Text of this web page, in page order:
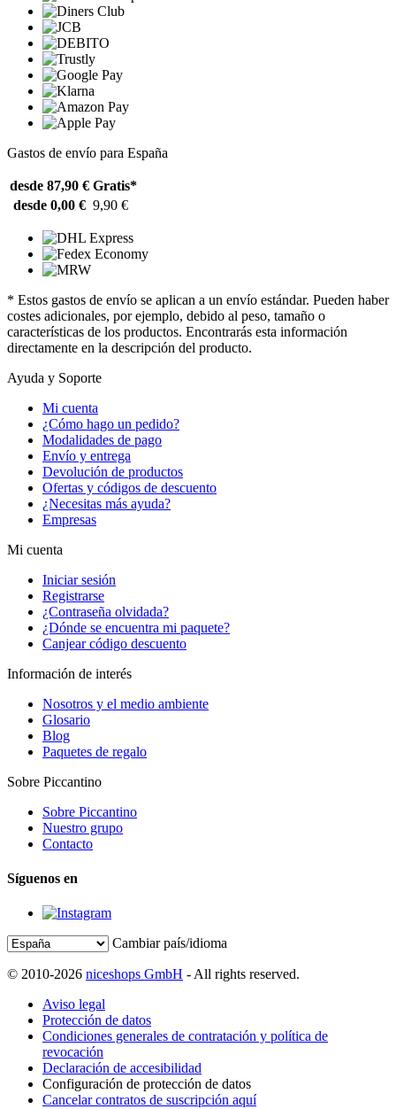
Gastos de envío para España
desde 87,90 € Gratis*
desde 0,00 € 9,90 €
* Estos gastos de envío se aplican a un envío estándar. Pueden haber
costes adicionales, por ejemplo, debido al peso, tamaño o
características de los productos. Encontrarás esta información
directamente en la descripción del producto.
Ayuda y Soporte
Mi cuenta
¿Cómo hago un pedido?
Modalidades de pago
Envío y entrega
Devolución de productos
Ofertas y códigos de descuento
¿Necesitas más ayuda?
Empresas
Mi cuenta
Iniciar sesión
Registrarse
¿Contraseña olvidada?
¿Dónde se encuentra mi paquete?
Canjear código descuento
Información de interés
Nosotros y el medio ambiente
Glosario
Blog
Paquetes de regalo
Sobre Piccantino
Sobre Piccantino
Nuestro grupo
Contacto
Síguenos en
Cambiar país/idioma
© 2010-2026 niceshops GmbH - All rights reserved.
Aviso legal
Protección de datos
Condiciones generales de contratación y política de
revocación
Declaración de accesibilidad
Configuración de protección de datos
Cancelar contratos de suscripción aquí